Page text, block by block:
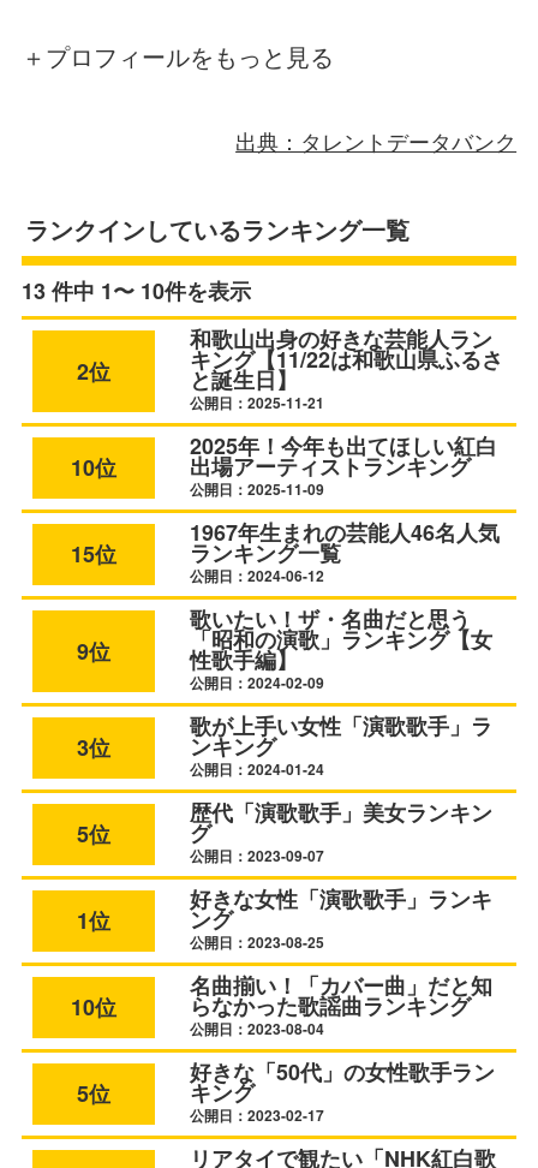
＋プロフィールをもっと見る
出典：タレントデータバンク
ランクインしているランキング一覧
13 件中 1〜 10件を表示
2位
和歌山出身の好きな芸能人ラン
キング【11/22は和歌山県ふるさ
と誕生日】
公開日：2025-11-21
10位
2025年！今年も出てほしい紅白
出場アーティストランキング
公開日：2025-11-09
15位
1967年生まれの芸能人46名人気
ランキング一覧
公開日：2024-06-12
9位
歌いたい！ザ・名曲だと思う
「昭和の演歌」ランキング【女
性歌手編】
公開日：2024-02-09
3位
歌が上手い女性「演歌歌手」ラ
ンキング
公開日：2024-01-24
5位
歴代「演歌歌手」美女ランキン
グ
公開日：2023-09-07
1位
好きな女性「演歌歌手」ランキ
ング
公開日：2023-08-25
10位
名曲揃い！「カバー曲」だと知
らなかった歌謡曲ランキング
公開日：2023-08-04
5位
好きな「50代」の女性歌手ラン
キング
公開日：2023-02-17
リアタイで観たい「NHK紅白歌